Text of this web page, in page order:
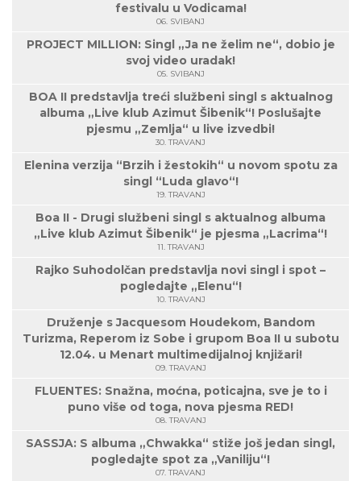
festivalu u Vodicama!
06. SVIBANJ
PROJECT MILLION: Singl „Ja ne želim ne“, dobio je
svoj video uradak!
05. SVIBANJ
BOA II predstavlja treći službeni singl s aktualnog
albuma „Live klub Azimut Šibenik“! Poslušajte
pjesmu „Zemlja“ u live izvedbi!
30. TRAVANJ
Elenina verzija “Brzih i žestokih“ u novom spotu za
singl “Luda glavo“!
19. TRAVANJ
Boa II - Drugi službeni singl s aktualnog albuma
„Live klub Azimut Šibenik“ je pjesma „Lacrima“!
11. TRAVANJ
Rajko Suhodolčan predstavlja novi singl i spot –
pogledajte „Elenu“!
10. TRAVANJ
Druženje s Jacquesom Houdekom, Bandom
Turizma, Reperom iz Sobe i grupom Boa II u subotu
12.04. u Menart multimedijalnoj knjižari!
09. TRAVANJ
FLUENTES: Snažna, moćna, poticajna, sve je to i
puno više od toga, nova pjesma RED!
08. TRAVANJ
SASSJA: S albuma „Chwakka“ stiže još jedan singl,
pogledajte spot za „Vaniliju“!
07. TRAVANJ